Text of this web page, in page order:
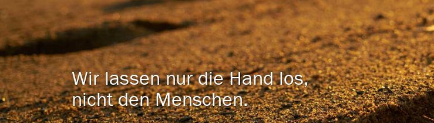
Wir lassen nur die Hand los,
nicht den Menschen.